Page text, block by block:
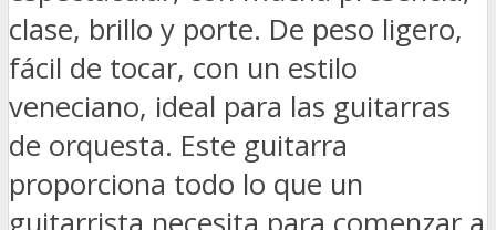
clase, brillo y porte. De peso ligero,
fácil de tocar, con un estilo
veneciano, ideal para las guitarras
de orquesta. Este guitarra
proporciona todo lo que un